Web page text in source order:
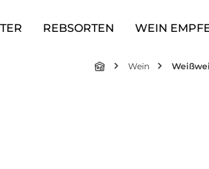
REBSORTEN WEIN
Wein